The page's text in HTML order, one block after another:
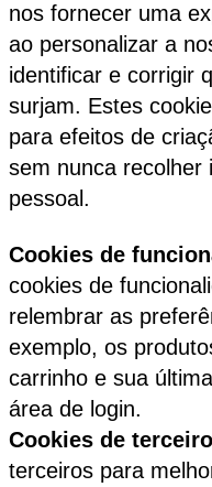
nos fornecer uma
ao personalizar a
identificar e corrigir
surjam. Estes
para efeitos de
sem nunca recolher
pessoal.
Cookies de
cookies de
relembrar as
exemplo, os
carrinho e sua
área de login.
Cookies de
terceiros para